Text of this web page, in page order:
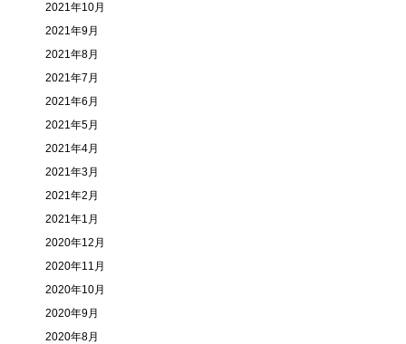
2021年10月
2021年9月
2021年8月
2021年7月
2021年6月
2021年5月
2021年4月
2021年3月
2021年2月
2021年1月
2020年12月
2020年11月
2020年10月
2020年9月
2020年8月